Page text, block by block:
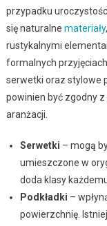
przypadku
się naturalne materiały
rustykalnymi
formalnych
serwetki oraz stylowe
powinien być zgodny
aranżacji.
Serwetki – mogą
umieszczone w
doda klasy
Podkładki –
powierzchnię.